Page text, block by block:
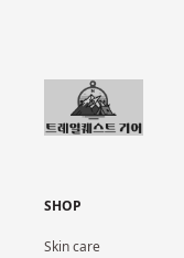
SHOP
Skin care